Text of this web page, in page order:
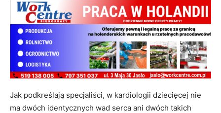
Jak podkreślają specjaliści, w kardiologii dziecięcej nie
ma dwóch identycznych wad serca ani dwóch takich